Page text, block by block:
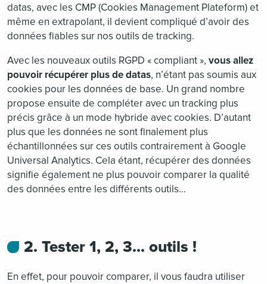
datas, avec les CMP (Cookies Management Plateform) et
même en extrapolant, il devient compliqué d’avoir des
données fiables sur nos outils de tracking.
Avec les nouveaux outils RGPD « compliant », vous allez
pouvoir récupérer plus de datas, n’étant pas soumis aux
cookies pour les données de base. Un grand nombre
propose ensuite de compléter avec un tracking plus
précis grâce à un mode hybride avec cookies. D’autant
plus que les données ne sont finalement plus
échantillonnées sur ces outils contrairement à Google
Universal Analytics. Cela étant, récupérer des données
signifie également ne plus pouvoir comparer la qualité
des données entre les différents outils…
2. Tester 1, 2, 3… outils !
En effet, pour pouvoir comparer, il vous faudra utiliser